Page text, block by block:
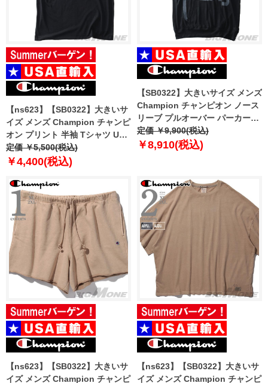
【ns623】【SB0322】大きいサ
イズ メンズ Champion チャンピ
オン プリント 半袖 Tシャツ USA
直輸入 gt23h-586qxb
定価 ￥5,500(税込)
￥4,400(税込)
【SB0322】大きいサイズ メンズ
Champion チャンピオン ノース
リーブ プルオーバー パーカー
USA直輸入 t96574-586qtb
定価 ￥9,900(税込)
￥8,910(税込)
【ns623】【SB0322】大きいサ
イズ メンズ Champion チャンピ
【ns623】【SB0322】大きいサ
イズ メンズ Champion チャンピ